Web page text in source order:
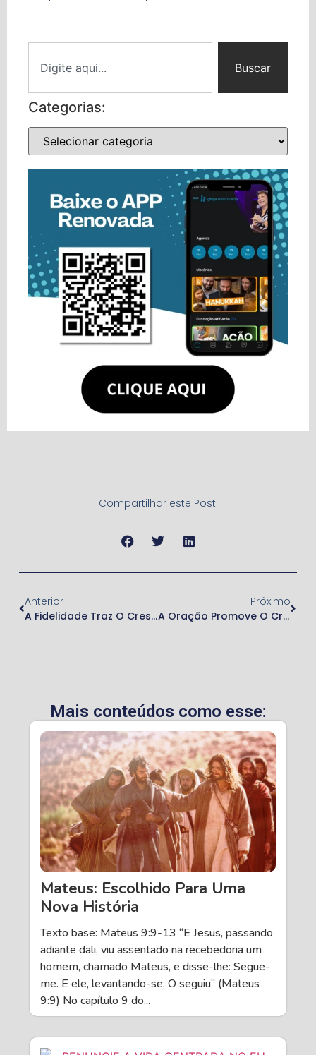
Buscar
Categorias:
Compartilhar este Post:
Anterior
A Fidelidade Traz O Crescimento Do Reino De Deus
Próximo
A Oração Promove O Crescimento Do Reino De Deus
Mais conteúdos como esse:
Mateus: Escolhido Para Uma
Nova História
Texto base: Mateus 9:9-13 “E Jesus, passando
adiante dali, viu assentado na recebedoria um
homem, chamado Mateus, e disse-lhe: Segue-
me. E ele, levantando-se, O seguiu” (Mateus
9:9) No capítulo 9 do...